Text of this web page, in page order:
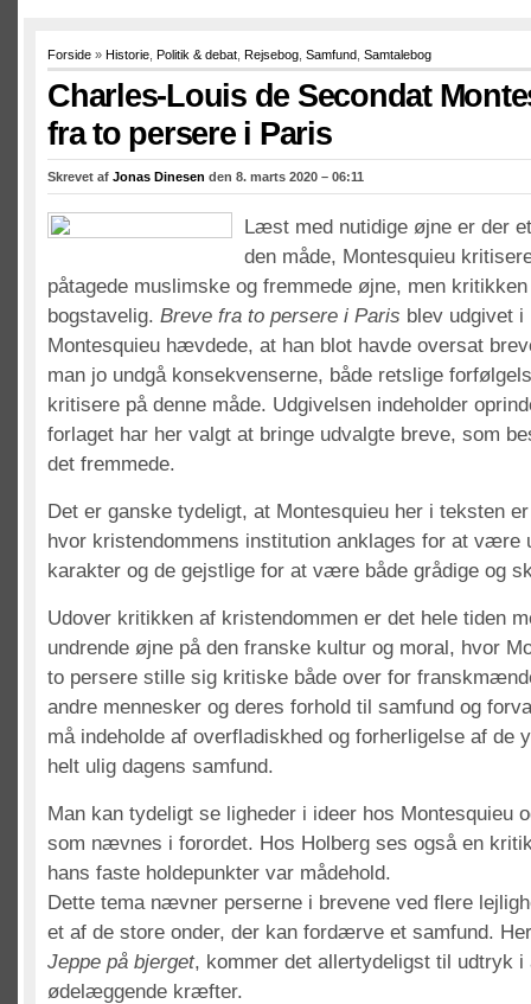
Forside » Historie Politik & debat Rejsebog Samfund Samtalebog
Charles-Louis de Secondat
fra to persere i Paris
Skrevet af Jonas Dinesen den 8. marts 2020 – 06:11
Læst med nutidige øjne er der
den måde, Montesquieu
påtagede muslimske og fremmede øjne, men
bogstavelig. Breve fra to persere i Paris blev udgivet i
Montesquieu hævdede, at han blot havde oversat
man jo undgå konsekvenserne, både retslige
kritisere på denne måde. Udgivelsen indeholder
forlaget har her valgt at bringe udvalgte breve, som
det fremmede.
Det er ganske tydeligt, at Montesquieu her i teksten
hvor kristendommens institution anklages for at være
karakter og de gejstlige for at være både grådige og
Udover kritikken af kristendommen er det hele tiden
undrende øjne på den franske kultur og moral, hvor
to persere stille sig kritiske både over for
andre mennesker og deres forhold til samfund og
må indeholde af overfladiskhed og forherligelse af de
helt ulig dagens samfund.
Man kan tydeligt se ligheder i ideer hos Montesquieu
som nævnes i forordet. Hos Holberg ses også en
hans faste holdepunkter var mådehold.
Dette tema nævner perserne i brevene ved flere
et af de store onder, der kan fordærve et samfund.
Jeppe på bjerget, kommer det allertydeligst til udtryk i
ødelæggende kræfter.